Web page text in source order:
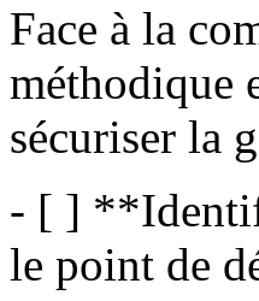
Face à la
méthodique
sécuriser la
- [ ]
le point de